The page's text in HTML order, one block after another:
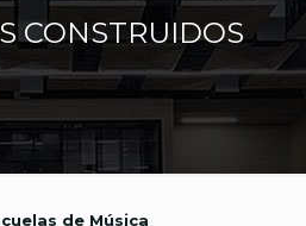
CONSTRUIDOS
de Música